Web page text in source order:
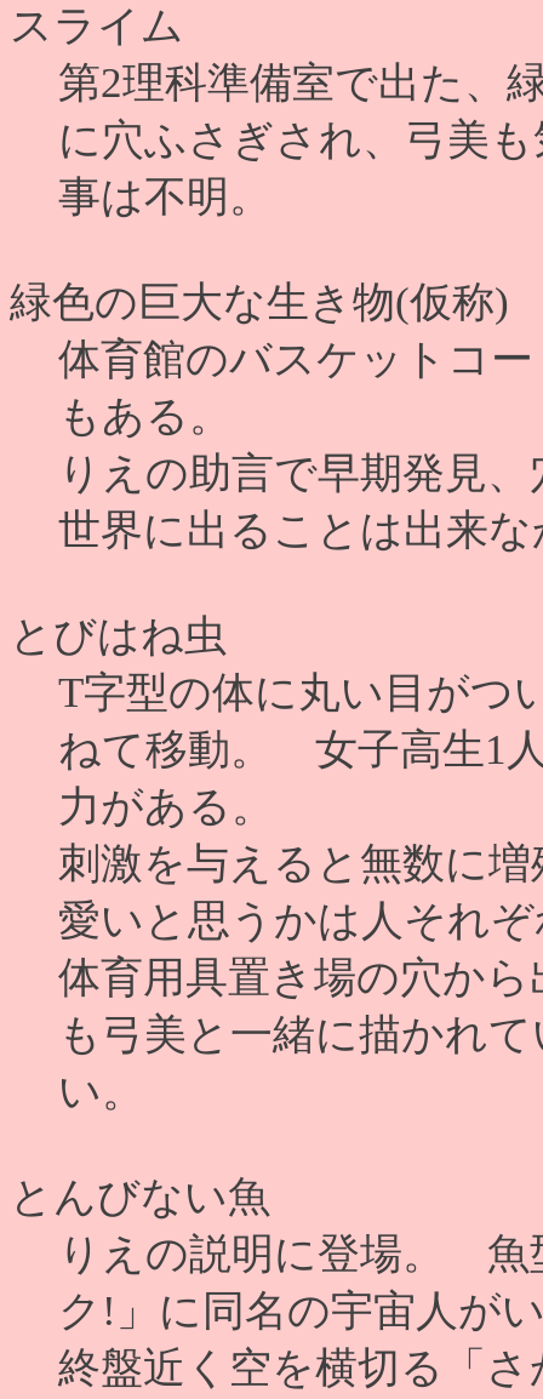
スライム
第2理科準備室で出た
に穴ふさぎされ、弓美
事は不明。
緑色の巨大な生き物(仮称)
体育館のバスケットコ
もある。
りえの助言で早期発見
世界に出ることは出来
とびはね虫
T字型の体に丸い目が
ねて移動。 女子高生1
力がある。
刺激を与えると無数に
愛いと思うかは人それ
体育用具置き場の穴か
も弓美と一緒に描かれ
い。
とんびない魚
りえの説明に登場。
ク!」に同名の宇宙人が
終盤近く空を横切る「